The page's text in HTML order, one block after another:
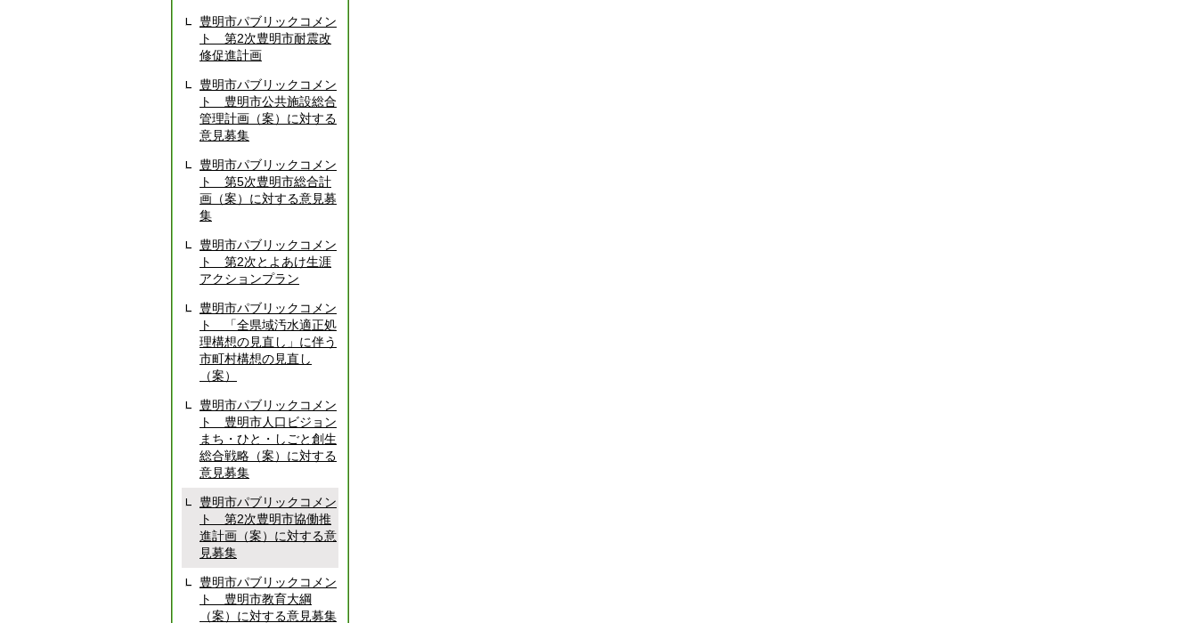
豊明市パブリックコメン
ト 第2次豊明市耐震改
修促進計画
豊明市パブリックコメン
ト 豊明市公共施設総合
管理計画（案）に対する
意見募集
豊明市パブリックコメン
ト 第5次豊明市総合計
画（案）に対する意見募
集
豊明市パブリックコメン
ト 第2次とよあけ生涯
アクションプラン
豊明市パブリックコメン
ト 「全県域汚水適正処
理構想の見直し」に伴う
市町村構想の見直し
（案）
豊明市パブリックコメン
ト 豊明市人口ビジョン
まち・ひと・しごと創生
総合戦略（案）に対する
意見募集
豊明市パブリックコメン
ト 第2次豊明市協働推
進計画（案）に対する意
見募集
豊明市パブリックコメン
ト 豊明市教育大綱
（案）に対する意見募集